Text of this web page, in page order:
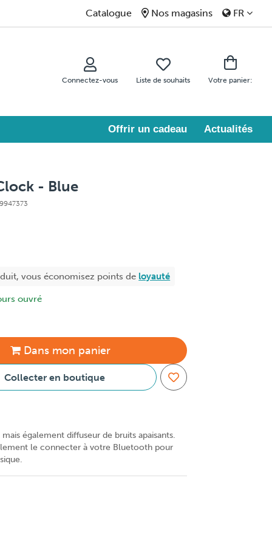
Catalogue Nos magasins FR
Connectez-vous Liste de souhaits Votre panier:
Offrir un cadeau Actualités
- Blue
vous économisez points de loyauté
ouvré
Dans mon panier
Collecter en boutique
mais également diffuseur de bruits apaisants.
le connecter à votre Bluetooth pour